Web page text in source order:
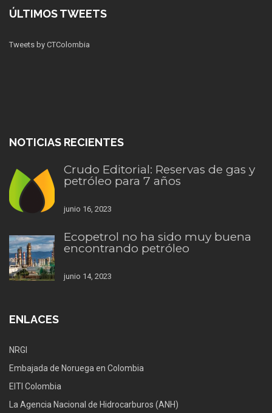
ÚLTIMOS TWEETS
Tweets by CTColombia
NOTICIAS RECIENTES
Crudo Editorial: Reservas de gas y
petróleo para 7 años
junio 16, 2023
Ecopetrol no ha sido muy buena
encontrando petróleo
junio 14, 2023
ENLACES
NRGI
Embajada de Noruega en Colombia
EITI Colombia
La Agencia Nacional de Hidrocarburos (ANH)